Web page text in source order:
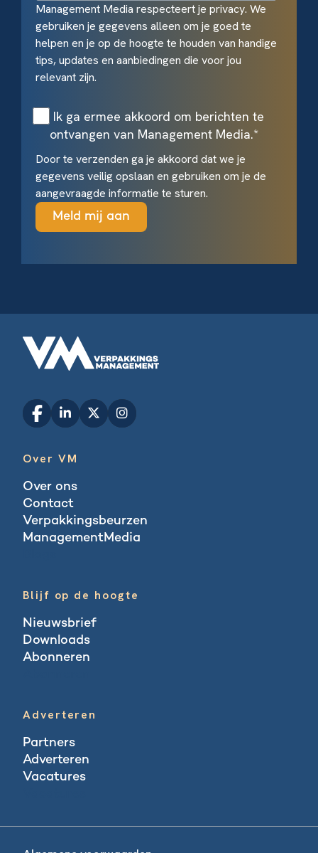
Management Media respecteert je privacy. We
gebruiken je gegevens alleen om je goed te
helpen en je op de hoogte te houden van handige
tips, updates en aanbiedingen die voor jou
relevant zijn.
Ik ga ermee akkoord om berichten te
ontvangen van Management Media.*
Door te verzenden ga je akkoord dat we je
gegevens veilig opslaan en gebruiken om je de
aangevraagde informatie te sturen.
Over VM
Over ons
Contact
Verpakkingsbeurzen
ManagementMedia
Blijf op de hoogte
Nieuwsbrief
Downloads
Abonneren
Adverteren
Partners
Adverteren
Vacatures